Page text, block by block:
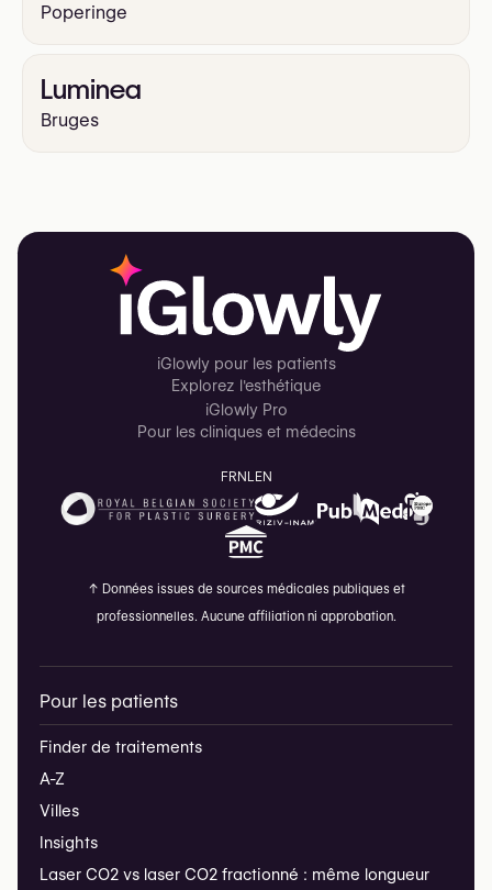
Poperinge
Luminea
Bruges
iGlowly pour les patients
Explorez l'esthétique
iGlowly Pro
Pour les cliniques et médecins
FRNL EN
↑ Données issues de sources médicales publiques et
professionnelles. Aucune affiliation ni approbation.
Pour les patients
Finder de traitements
A-Z
Villes
Insights
Laser CO2 vs laser CO2 fractionné : même longueur